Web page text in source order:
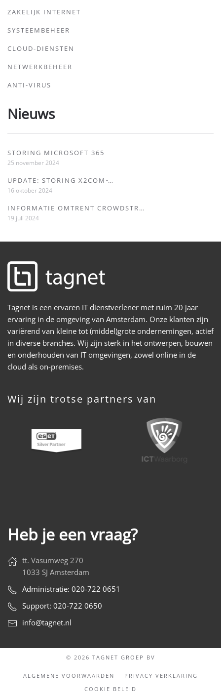
ZAKELIJK INTERNET
SYSTEEMBEHEER
CLOUD-DIENSTEN
NETWERKBEHEER
ANTI-VIRUS
Nieuws
STORING MICROSOFT 365
25 november 2024
UPDATE: STORING X2COM ̵…
16 oktober 2024
INFORMATIE OMTRENT CROWDSTR…
19 juli 2024
Tagnet is een ervaren IT dienstverlener met ruim 20 jaar
ervaring in de omgeving van Amsterdam. Onze klanten zijn
variërend van kleine tot (middel)grote ondernemingen, actief
in diverse branches. Wij zijn sterk in het ontwerpen, bouwen
en onderhouden van IT omgevingen, zowel online in de
cloud als on-premises.
Wij zijn trotse partners van
Heb je een vraag?
tt. Vasumweg 270
1033 SJ Amsterdam
Administratie: 020-722 0651
Support: 020-722 0650
info@tagnet.nl
© 2026 TAGNET GROEP BV
ALGEMENE VOORWAARDEN
PRIVACY VERKLARING
COOKIE BELEID